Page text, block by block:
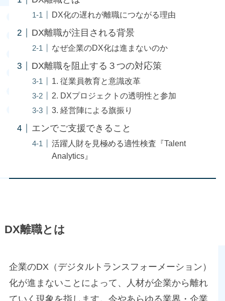
DX化の遅れが離職につながる理由
DX離職が注目される背景
なぜ企業のDX化は進まないのか
DX離職を阻止する３つの対応策
1. 従業員教育と意識改革
2. DXプロジェクトの透明性と参加
3. 経営陣による旗振り
エンでご支援できること
活躍人財を見極める適性検査『Talent
Analytics』
DX離職とは
企業のDX（デジタルトランスフォーメーション）
化が進まないことによって、人材が企業から離れ